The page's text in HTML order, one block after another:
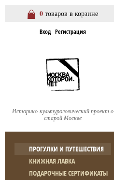
0 товаров в корзине
Вход Регистрация
Историко-культурологический проект о
старой Москве
ПРОГУЛКИ И ПУТЕШЕСТВИЯ
КНИЖНАЯ ЛАВКА
ПОДАРОЧНЫЕ СЕРТИФИКАТЫ